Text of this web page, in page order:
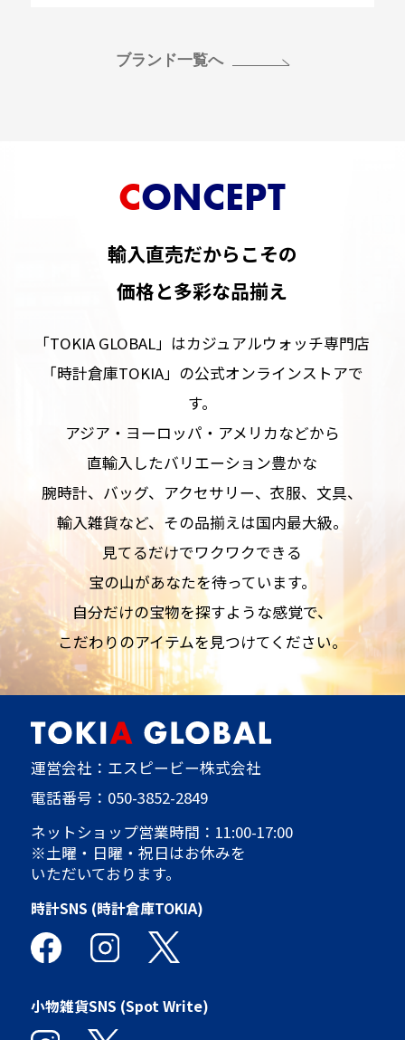
ブランド一覧へ
CONCEPT
輸入直売だからこその
価格と多彩な品揃え
「TOKIA GLOBAL」はカジュアルウォッチ専門店
「時計倉庫TOKIA」の公式オンラインストアで
す。
アジア・ヨーロッパ・アメリカなどから
直輸入したバリエーション豊かな
腕時計、バッグ、アクセサリー、衣服、文具、
輸入雑貨など、その品揃えは国内最大級。
見てるだけでワクワクできる
宝の山があなたを待っています。
自分だけの宝物を探すような感覚で、
こだわりのアイテムを見つけてください。
運営会社：エスピービー株式会社
電話番号： 050-3852-2849
ネットショップ営業時間：11:00-17:00
※土曜・日曜・祝日はお休みを
いただいております。
時計SNS (時計倉庫TOKIA)
小物雑貨SNS (Spot Write)